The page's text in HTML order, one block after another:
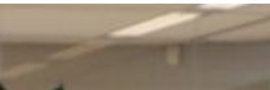
Blijvend lage